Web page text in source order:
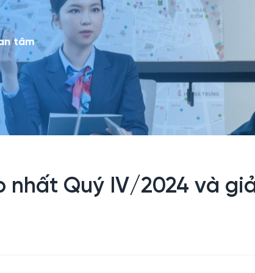
Công bố thông tin Sự kiện
Công bố thông tin Tài liệu
tâm
nhất Quý IV/2024 và